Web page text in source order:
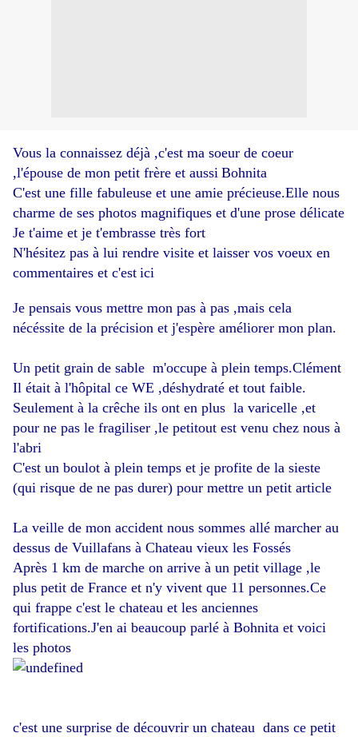
Vous la connaissez déjà ,c'est ma soeur de coeur
,l'épouse de mon petit frère et aussi Bohnita
C'est une fille fabuleuse et une amie précieuse.Elle nous
charme de ses photos magnifiques et d'une prose délicate
Je t'aime et je t'embrasse très fort
N'hésitez pas à lui rendre visite et laisser vos voeux en
commentaires et c'est ici
Je pensais vous mettre mon pas à pas ,mais cela
nécéssite de la précision et j'espère améliorer mon plan.
Un petit grain de sable m'occupe à plein temps.Clément
Il était à l'hôpital ce WE ,déshydraté et tout faible.
Seulement à la crêche ils ont en plus la varicelle ,et
pour ne pas le fragiliser ,le petitout est venu chez nous à
l'abri
C'est un boulot à plein temps et je profite de la sieste
(qui risque de ne pas durer) pour mettre un petit article
La veille de mon accident nous sommes allé marcher au
dessus de Vuillafans à Chateau vieux les Fossés
Après 1 km de marche on arrive à un petit village ,le
plus petit de France et n'y vivent que 11 personnes.Ce
qui frappe c'est le chateau et les anciennes
fortifications.J'en ai beaucoup parlé à Bohnita et voici
les photos
c'est une surprise de découvrir un chateau dans ce petit